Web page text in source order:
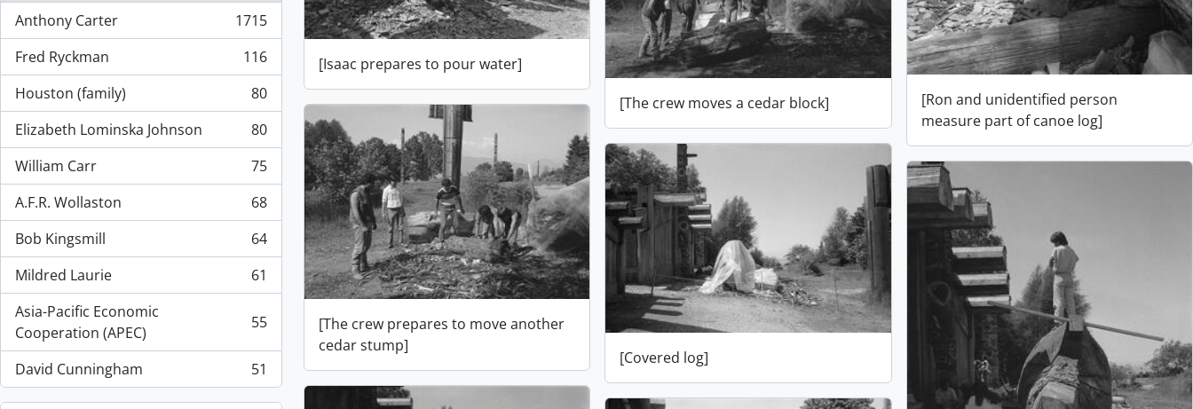
Anthony Carter
, 1715 resultados
1715
Fred Ryckman
, 116 resultados
116
Houston (family)
, 80 resultados
80
Elizabeth Lominska Johnson
, 80 resultados
80
William Carr
, 75 resultados
75
A.F.R. Wollaston
, 68 resultados
68
Bob Kingsmill
, 64 resultados
64
Mildred Laurie
, 61 resultados
61
Asia-Pacific Economic
Cooperation (APEC)
, 55 resultados 55
David Cunningham
, 51 resultados 51
[Ron and unidentified person
measure part of canoe log]
[Isaac prepares to pour water]
[The crew moves a cedar block]
[The crew prepares to move another
cedar stump]
[Covered log]